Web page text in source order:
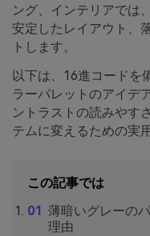
ング、インテリアでは
安定したレイアウト、
トします。
以下は、16進コードを
ラーパレットのアイデ
ントラストの読みやす
テムに変えるための実
この記事では
薄暗いグレーの
理由